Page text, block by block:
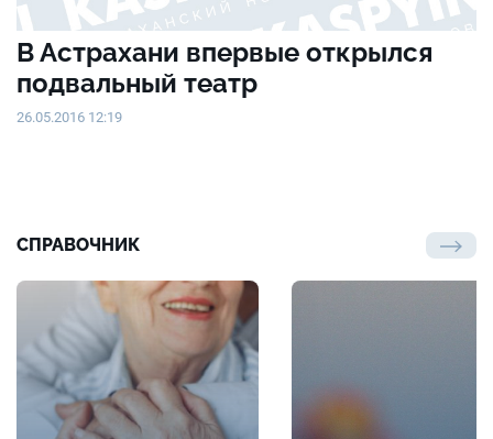
В Астрахани впервые открылся
подвальный театр
26.05.2016 12:19
СПРАВОЧНИК